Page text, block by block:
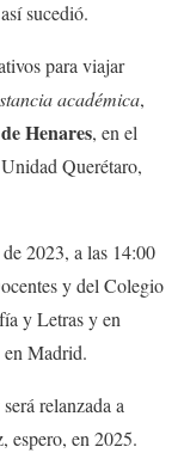
sucedió.
para viajar
académica,
Henares, en el
Querétaro,
2023, a las 14:00
y del Colegio
y Letras y en
en Madrid.
relanzada a
espero, en 2025.